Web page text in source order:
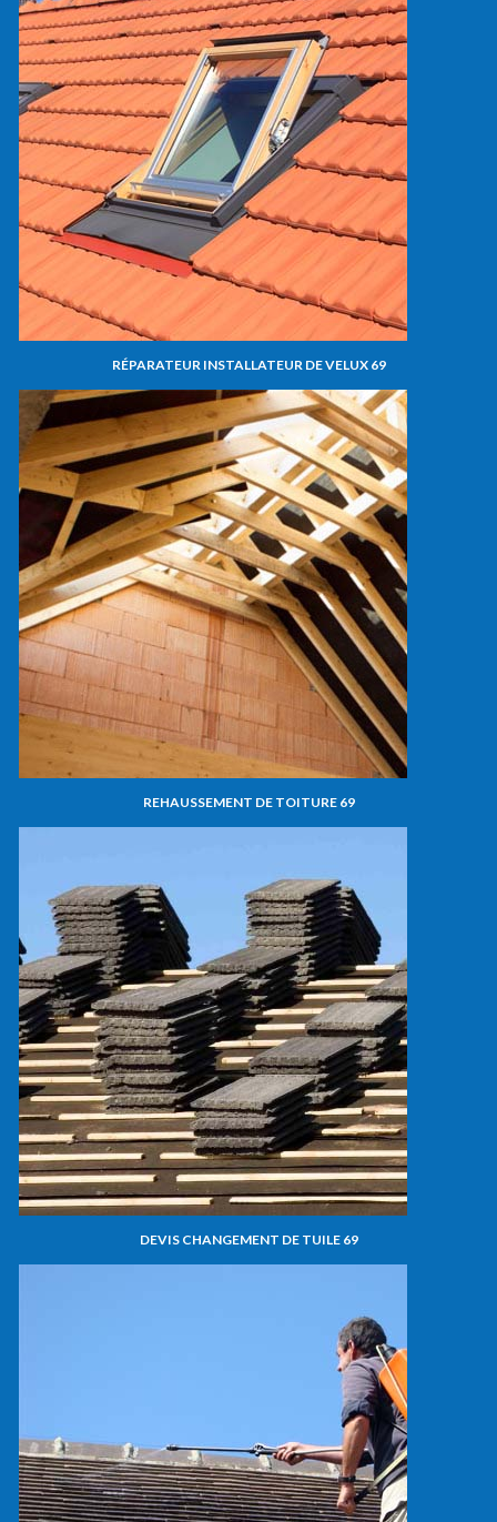
RÉPARATEUR INSTALLATEUR DE VELUX 69
REHAUSSEMENT DE TOITURE 69
DEVIS CHANGEMENT DE TUILE 69